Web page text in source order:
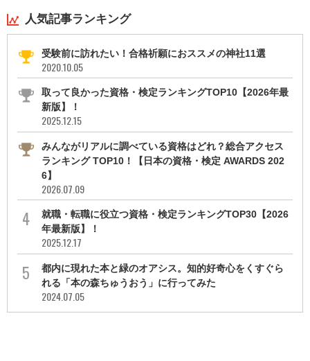
人気記事ランキング
受験前に訪れたい！合格祈願におススメの神社11選
2020.10.05
取って良かった資格・検定ランキングTOP10【2026年最
新版】！
2025.12.15
みんながリアルに調べている資格はどれ？総合アクセス
ランキング TOP10！【日本の資格・検定 AWARDS 202
6】
2026.07.09
就職・転職に役立つ資格・検定ランキングTOP30【2026
年最新版】！
2025.12.17
都内に現れた本と緑のオアシス。知的好奇心をくすぐら
れる「本の森ちゅうおう」に行ってみた
2024.07.05